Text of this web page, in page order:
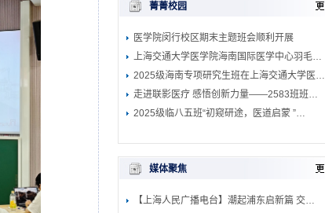
菁菁校园
医学院闵行校区期末主题班会顺利开展
上海交通大学医学院海南国际医学中心羽毛…
2025级海南专项研究生班在上海交通大学医…
走进联影医疗 感悟创新力量——2583班班…
2025级临八五班“初窥研途，医道启蒙 ”…
媒体聚焦
【上海人民广播电台】潮起浦东启新篇 交…